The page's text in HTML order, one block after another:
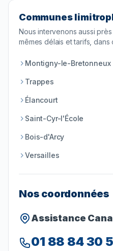
Communes
Nous intervenons aussi
mêmes délais et tarifs, dans
Montigny-le-Bretonneux
Trappes
Élancourt
Saint-Cyr-l'École
Bois-d'Arcy
Versailles
Nos coordonnées
Assistance
01 88 84 30